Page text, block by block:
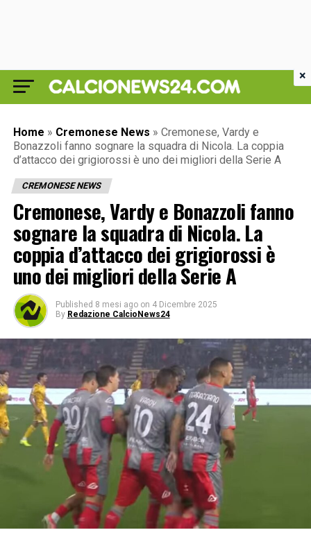
Home » Cremonese News » Cremonese, Vardy e
Bonazzoli fanno sognare la squadra di Nicola. La coppia
d’attacco dei grigiorossi è uno dei migliori della Serie A
CREMONESE NEWS
Cremonese, Vardy e Bonazzoli fanno
sognare la squadra di Nicola. La
coppia d’attacco dei grigiorossi è
uno dei migliori della Serie A
Published 8 mesi ago on 4 Dicembre 2025
By Redazione CalcioNews24
×